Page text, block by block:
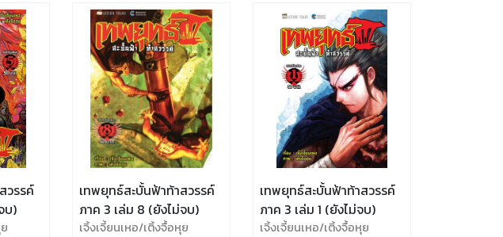
วรรค์
บ)
เทพยุทธ์สะบั้นฟ้าท้าสวรรค์
ภาค 3 เล่ม 8 (ยังไม่จบ)
เจิ้งเจี้ยนเหอ/เติ้งจื้อหุย
เทพยุทธ์สะบั้นฟ้าท้าสวรรค์
ภาค 3 เล่ม 1 (ยังไม่จบ)
เจิ้งเจี้ยนเหอ/เติ้งจื้อหุย